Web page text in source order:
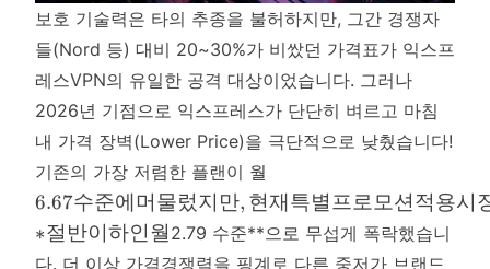
보호 기술력은 타의 추종을 불허하지만, 그간 경쟁자
들(Nord 등) 대비 20~30%가 비쌌던 가격표가 익스프
레스VPN의 유일한 공격 대상이었습니다. 그러나
2026년 기점으로 익스프레스가 단단히 벼르고 마침
내 가격 장벽(Lower Price)을 극단적으로 낮췄습니다!
기존의 가장 저렴한 플랜이 월
수
준
에
6.67수준에머물렀지만, 현재특별프로모션적용시
∗절반이하인월 2.79 수준**으로 무섭게 폭락했습니
다. 더 이상 가격경쟁력을 핑계로 다른 중저가 브랜드